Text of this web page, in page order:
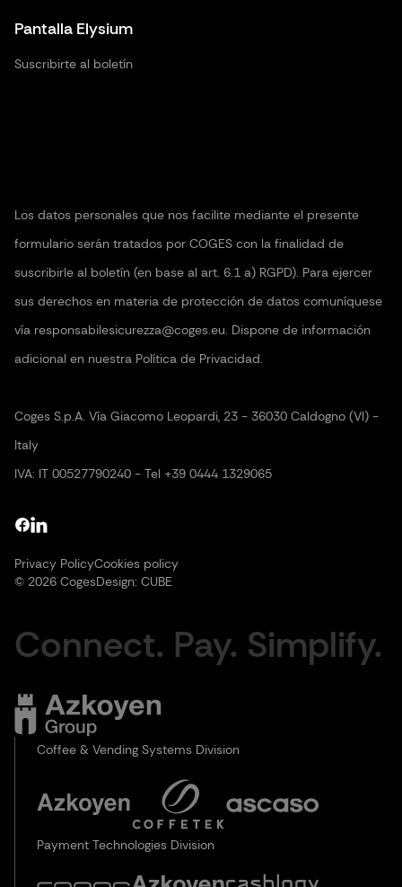
Pantalla Elysium
Suscribirte al boletín
Los datos personales que nos facilite mediante el presente
formulario serán tratados por COGES con la finalidad de
suscribirle al boletín (en base al art. 6.1 a) RGPD). Para ejercer
sus derechos en materia de protección de datos comuníquese
vía responsabilesicurezza@coges.eu. Dispone de información
adicional en nuestra Política de Privacidad.
Coges S.p.A. Vía Giacomo Leopardi, 23 - 36030 Caldogno (VI) -
Italy
IVA: IT 00527790240 - Tel +39 0444 1329065
Privacy PolicyCookies policy
© 2026 CogesDesign: CUBE
Connect. Pay. Simplify.
Coffee & Vending Systems Division
Payment Technologies Division